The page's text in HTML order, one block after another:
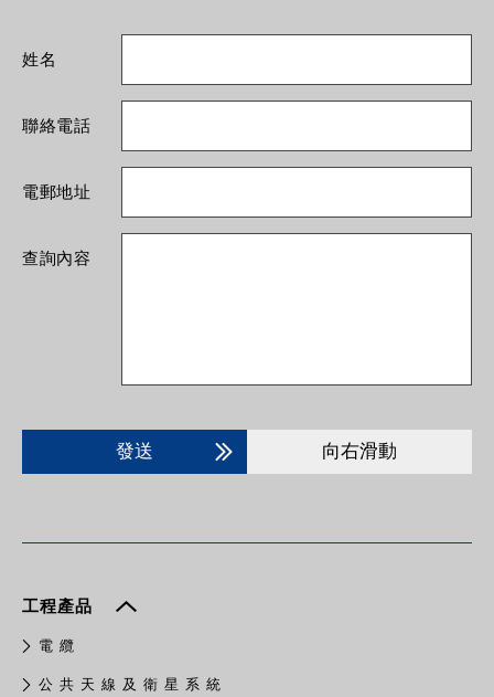
姓名
聯絡電話
電郵地址
查詢內容
發送 向右滑動
工程產品
電 纜
公 共 天 線 及 衛 星 系 統